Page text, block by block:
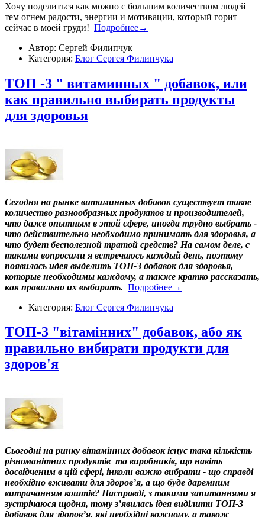
Хочу поделиться как можно с большим количеством людей
тем огнем радости, энергии и мотивации, который горит
сейчас в моей груди! Подробнее→
Автор: Сергей Филипчук
Категория: Блог Сергея Филипчука
ТОП -3 " витаминных " добавок, или
как правильно выбирать продукты
для здоровья
Сегодня на рынке витаминных добавок существует такое
количество разнообразных продуктов и производителей,
что даже опытным в этой сфере, иногда трудно выбрать -
что действительно необходимо принимать для здоровья, а
что будет бесполезной тратой средств? На самом деле, с
такими вопросами я встречаюсь каждый день, поэтому
появилась идея выделить ТОП-3 добавок для здоровья,
которые необходимы каждому, а также кратко рассказать,
как правильно их выбирать. Подробнее→
Категория: Блог Сергея Филипчука
ТОП-3 "вітамінних" добавок, або як
правильно вибирати продукти для
здоров'я
Сьогодні на ринку вітамінних добавок існує така кількість
різноманітних продуктів та виробників, що навіть
досвідченим в цій сфері, інколи важко вибрати - що справді
необхідно вживати для здоров’я, а що буде даремним
витрачанням коштів? Насправді, з такими запитаннями я
зустрічаюся щодня, тому з’явилась ідея виділити ТОП-3
добавок для здоров’я, які необхідні кожному, а також